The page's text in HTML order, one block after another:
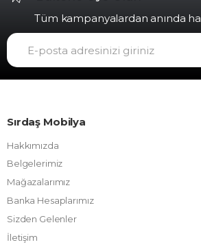
Tüm kampanyalardan anında
Sırdaş Mobilya
Hakkımızda
Belgelerimiz
Mağazalarımız
Banka Hesaplarımız
Sizden Gelenler
İletişim